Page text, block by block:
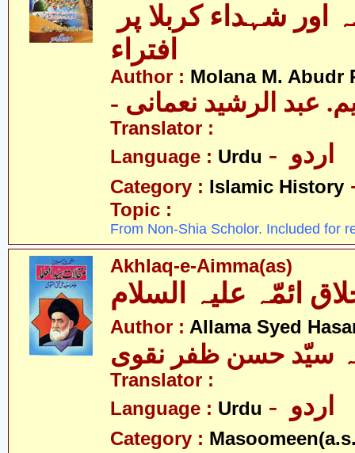
Author : Molana M. Abudr
ایم. عبد الرشید نعمانی
Translator :
Language : Urdu
Category : Islamic History
Topic :
From Non-Shia Scholor. Included for
Akhlaq-e-Aimma(as)
Author : Allama Syed
سیّد حسن ظفر نقوی
Translator :
Language : Urdu
Category :